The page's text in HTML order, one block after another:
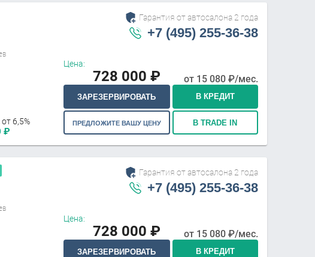
6,5%
₽
Гарантия от автосалона 2 года
+7 (495) 255-36-38
Цена:
728 000 ₽ от 15 080₽/мес.
ЗАРЕЗЕРВИРОВАТЬ В КРЕДИТ
ПРЕДЛОЖИТЕ ВАШУ ЦЕНУ В TRADE IN
Гарантия от автосалона 2 года
+7 (495) 255-36-38
Цена:
728 000 ₽ от 15 080₽/мес.
ЗАРЕЗЕРВИРОВАТЬ В КРЕДИТ